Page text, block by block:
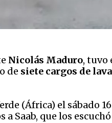
Nicolás Maduro, tuvo
de siete cargos de
(África) el sábado
Saab, que los